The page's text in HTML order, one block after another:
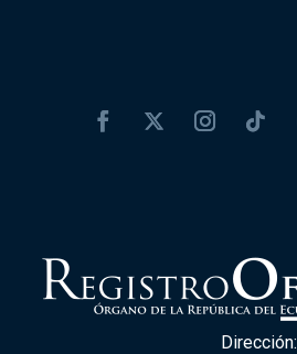
Dirección: